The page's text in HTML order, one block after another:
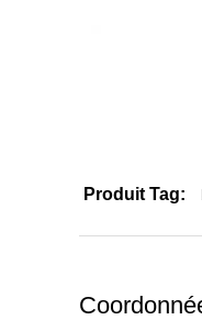
Produit Tag: